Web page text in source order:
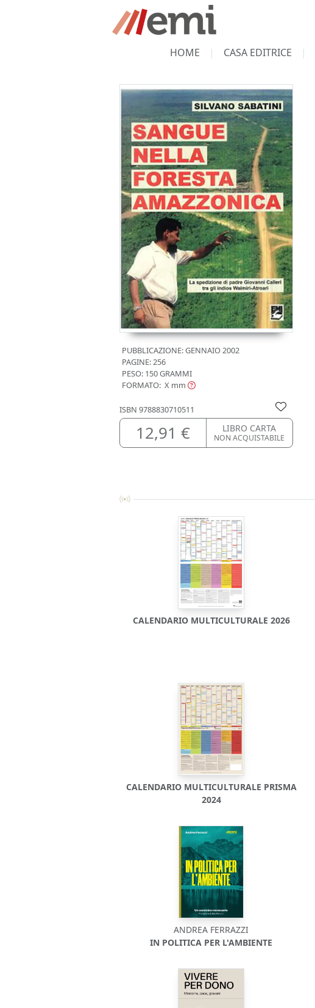
HOME CASA EDITRICE
PUBBLICAZIONE:GENNAIO 2002
PAGINE: 256
PESO: 150 GRAMMI
FORMATO: X mm
ISBN 9788830710511
12,91 € LIBRO CARTA
NON ACQUISTABILE
CALENDARIO MULTICULTURALE 2026
CALENDARIO MULTICULTURALE PRISMA
2024
ANDREA FERRAZZI
IN POLITICA PER L'AMBIENTE